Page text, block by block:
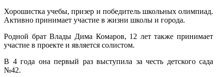
Хорошистка учебы, призер и победитель школьных олимпиад.
Активно принимает участие в жизни школы и города.
Родной брат Влады Дима Комаров, 12 лет также принимает
участие в проекте и является солистом.
В 4 года она первый раз выступила за честь детского сада
№42.